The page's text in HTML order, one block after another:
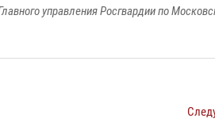
управления Росгвардии по